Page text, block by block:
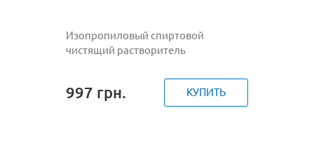
Изопропиловый спиртовой
чистящий растворитель
997 грн. КУПИТЬ